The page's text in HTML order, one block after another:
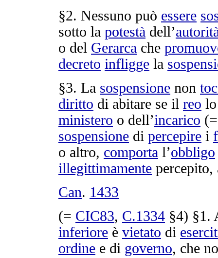
§2. Nessuno può essere
sotto la potestà dell’
o del Gerarca che
decreto infligge la
§3. La sospensione non
diritto di abitare se il reo
ministero o dell’incarico
sospensione di percepire i
o altro, comporta l’obbligo
illegittimamente percepito,
Can. 1433
(= CIC83, C.1334 §4)
inferiore è vietato di
ordine e di governo, che